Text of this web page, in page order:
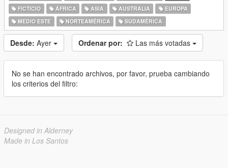
FICTICIO
ÁFRICA ASIA AUSTRALIA
EUROPA
MEDIO ESTE
NORTEAMÉRICA SUDAMÉRICA
Desde: Ayer Ordenar por: Las más votadas
No se han encontrado archivos, por favor, prueba cambiando
los criterios del filtro:
Designed in Alderney
Made in Los Santos